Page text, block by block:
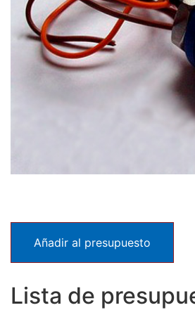
Añadir al presupuesto
Lista de